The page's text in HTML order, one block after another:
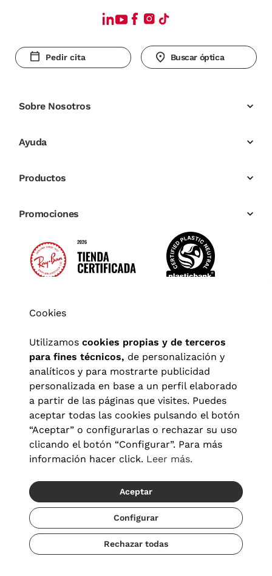
Pedir cita Buscar óptica
Sobre Nosotros
Ayuda
Productos
Promociones
Aviso legal| Política de privacidad Términos y condiciones
Política de cookies|Configuración de cookies
© 2026 Visionlab España
Cookies
Utilizamos cookies propias y de terceros
para fines técnicos, de personalización y
analíticos y para mostrarte publicidad
personalizada en base a un perfil elaborado
a partir de las páginas que visites. Puedes
aceptar todas las cookies pulsando el botón
“Aceptar” o configurarlas o rechazar su uso
clicando el botón “Configurar”. Para más
información hacer click. Leer más.
Aceptar
Configurar
Rechazar todas